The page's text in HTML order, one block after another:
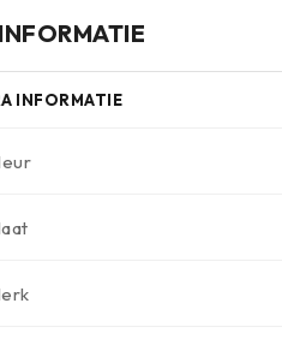
INFORMATIE